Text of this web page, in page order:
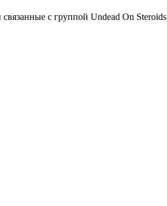
с группой Undead On Steroids